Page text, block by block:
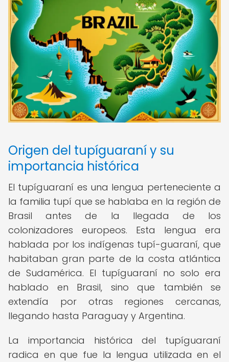
Origen del tupíguaraní y su
importancia histórica
El tupíguaraní es una lengua perteneciente a
la familia tupí que se hablaba en la región de
Brasil antes de la llegada de los
colonizadores europeos. Esta lengua era
hablada por los indígenas tupí-guaraní, que
habitaban gran parte de la costa atlántica
de Sudamérica. El tupíguaraní no solo era
hablado en Brasil, sino que también se
extendía por otras regiones cercanas,
llegando hasta Paraguay y Argentina.
La importancia histórica del tupíguaraní
radica en que fue la lengua utilizada en el